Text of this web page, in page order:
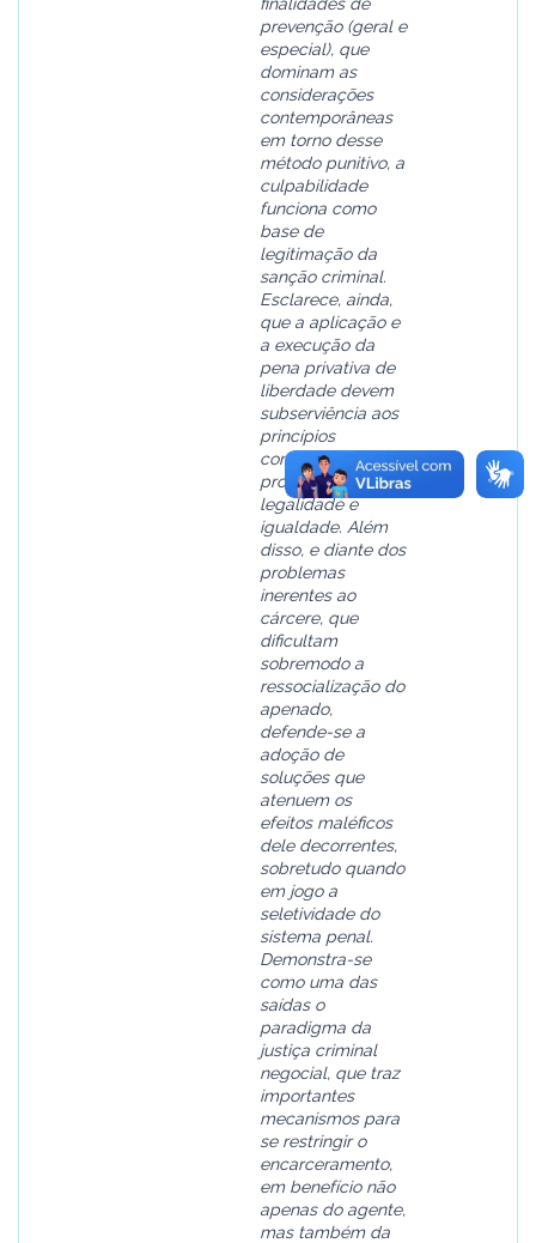
prevenção (geral e
especial), que
dominam as
considerações
contemporâneas
em torno desse
método punitivo, a
culpabilidade
funciona como
base de
legitimação da
sanção criminal.
Esclarece, ainda,
que a aplicação e
a execução da
pena privativa de
liberdade devem
subserviência aos
princípios
constitucionais da
proporcionalidade,
legalidade e
igualdade. Além
disso, e diante dos
problemas
inerentes ao
cárcere, que
dificultam
sobremodo a
ressocialização do
apenado,
defende-se a
adoção de
soluções que
atenuem os
efeitos maléficos
dele decorrentes,
sobretudo quando
em jogo a
seletividade do
sistema penal.
Demonstra-se
como uma das
saídas o
paradigma da
justiça criminal
negocial, que traz
importantes
mecanismos para
se restringir o
encarceramento,
em benefício não
apenas do agente,
mas também da